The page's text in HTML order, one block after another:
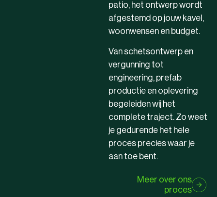
patio, het ontwerp wordt
afgestemd op jouw kavel,
woonwensen en budget.
Van schetsontwerp en
vergunning tot
engineering, prefab
productie en oplevering
begeleiden wij het
complete traject. Zo weet
je gedurende het hele
proces precies waar je
aan toe bent.
Meer over ons
proces